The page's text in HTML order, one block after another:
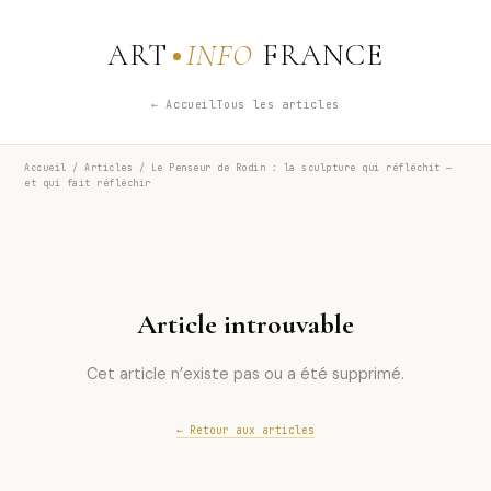
ART INFO FRANCE
← AccueilTous les articles
Accueil /Articles
/ Le Penseur de Rodin : la sculpture qui réfléchit —
et qui fait réfléchir
Article introuvable
Cet article n’existe pas ou a été supprimé.
← Retour aux articles